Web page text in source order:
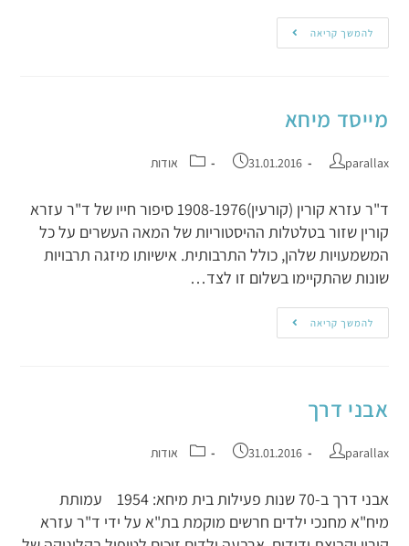
להמשך קריאה
מייסד מיחא
parallax
31.01.2016 אודות
ד"ר עזרא קורין (קורעין)1908-1976 סיפור חייו של ד"ר עזרא
קורין שזור בטלטלות ההיסטוריות של המאה העשרים על כל
המשמעויות שלהן, כולל התרבותית. אישיותו מיזגה תרבויות
שונות שהתקיימו בשלום זו לצד…
להמשך קריאה
אבני דרך
parallax
31.01.2016 אודות
אבני דרך ב-70 שנות פעילות בית מיחא: 1954 עמותת
מיח"א מחנכי ילדים חרשים מוקמת בת"א על ידי ד"ר עזרא